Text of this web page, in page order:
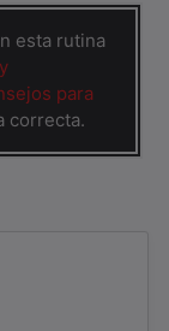
esta rutina
para
correcta.